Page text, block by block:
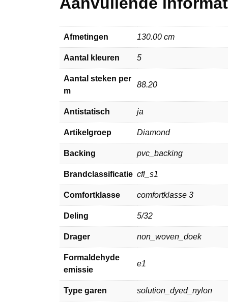
Afmetingen 130.00 cm
Aantal kleuren 5
Aantal steken per
m
88.20
Antistatisch ja
Artikelgroep Diamond
Backing pvc_backing
Brandclassificatie cfl_s1
Comfortklasse comfortklasse 3
Deling 5/32
Drager non_woven_doek
Formaldehyde
emissie
e1
Type garen solution_dyed_nylon